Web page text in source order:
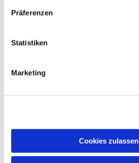
Präferenzen
Statistiken
Marketing
Cookies zulassen